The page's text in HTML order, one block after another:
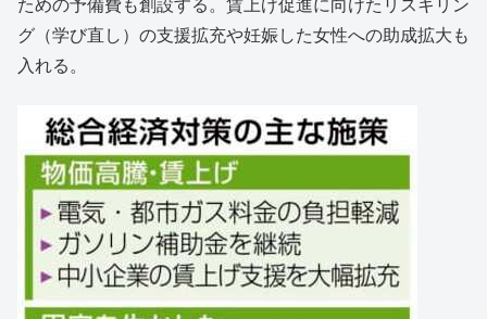
ための予備費も創設する。賃上げ促進に向けたリスキリン
グ（学び直し）の支援拡充や妊娠した女性への助成拡大も
入れる。